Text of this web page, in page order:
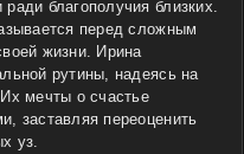
благополучия близких.
перед сложным
жизни. Ирина
рутины, надеясь на
мечты о счастье
заставляя переоценить
уз.